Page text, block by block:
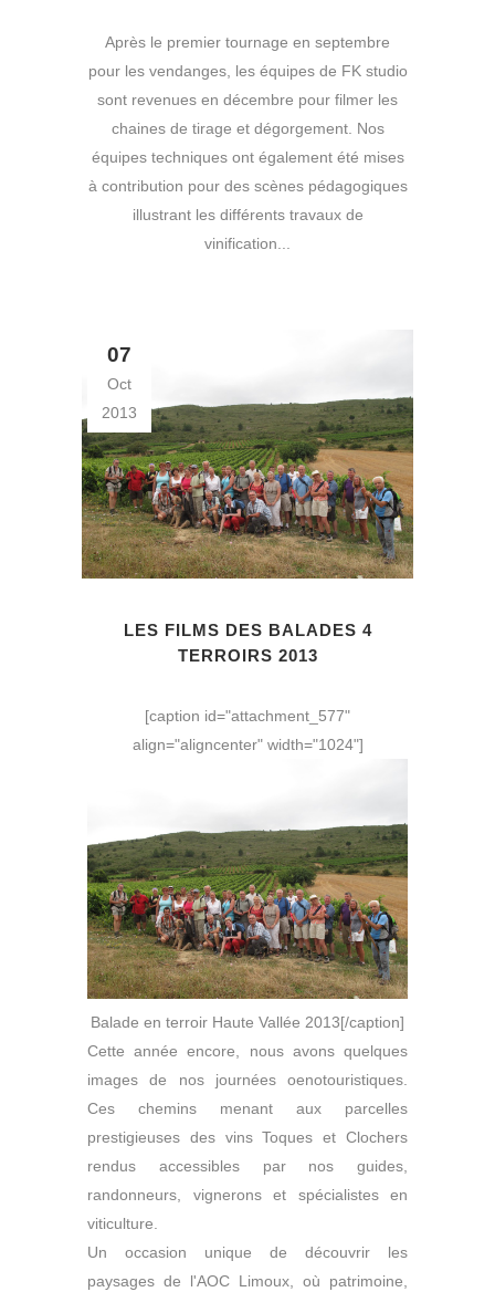
Après le premier tournage en septembre
pour les vendanges, les équipes de FK studio
sont revenues en décembre pour filmer les
chaines de tirage et dégorgement. Nos
équipes techniques ont également été mises
à contribution pour des scènes pédagogiques
illustrant les différents travaux de
vinification...
07
Oct
2013
LES FILMS DES BALADES 4
TERROIRS 2013
[caption id="attachment_577"
align="aligncenter" width="1024"]
Balade en terroir Haute Vallée 2013[/caption]
Cette année encore, nous avons quelques
images de nos journées oenotouristiques.
Ces chemins menant aux parcelles
prestigieuses des vins Toques et Clochers
rendus accessibles par nos guides,
randonneurs, vignerons et spécialistes en
viticulture.
Un occasion unique de découvrir les
paysages de l'AOC Limoux, où patrimoine,